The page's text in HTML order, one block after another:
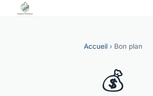
Accueil › Bon plan
💰